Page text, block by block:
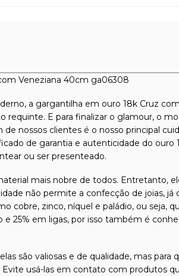
Veneziana 40cm ga06308
a gargantilha em ouro 18k Cruz
requinte. E para finalizar o glamour, o
de nossos clientes é o nosso principal
de garantia e autenticidade do ouro
ou ser presenteado.
mais nobre de todos. Entretanto,
não permite a confecção de joias,
cobre, zinco, níquel e paládio, ou seja,
25% em ligas, por isso também é
são valiosas e de qualidade, mas
Evite usá-las em contato com produtos